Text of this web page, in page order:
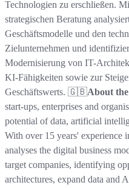
Technologien zu erschließen.
strategischen Beratung
Geschäftsmodelle und den
Zielunternehmen und
Modernisierung von IT-
KI-Fähigkeiten sowie zur
Geschäftswerts. 🇬🇧About
start-ups, enterprises and
potential of data, artificial
With over 15 years' experience
analyses the digital business
target companies, identifying
architectures, expand data and